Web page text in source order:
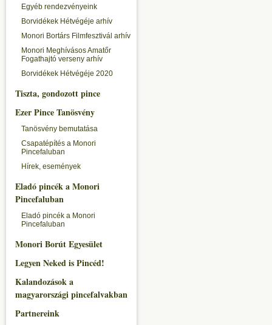
Egyéb rendezvényeink
Borvidékek Hétvégéje arhív
Monori Bortárs Filmfesztivál arhív
Monori Meghívásos Amatőr
Fogathajtó verseny arhív
Borvidékek Hétvégéje 2020
Tiszta, gondozott pince
Ezer Pince Tanösvény
Tanösvény bemutatása
Csapatépítés a Monori
Pincefaluban
Hírek, események
Eladó pincék a Monori
Pincefaluban
Eladó pincék a Monori
Pincefaluban
Monori Borút Egyesület
Legyen Neked is Pincéd!
Kalandozások a
magyarországi pincefalvakban
Partnereink